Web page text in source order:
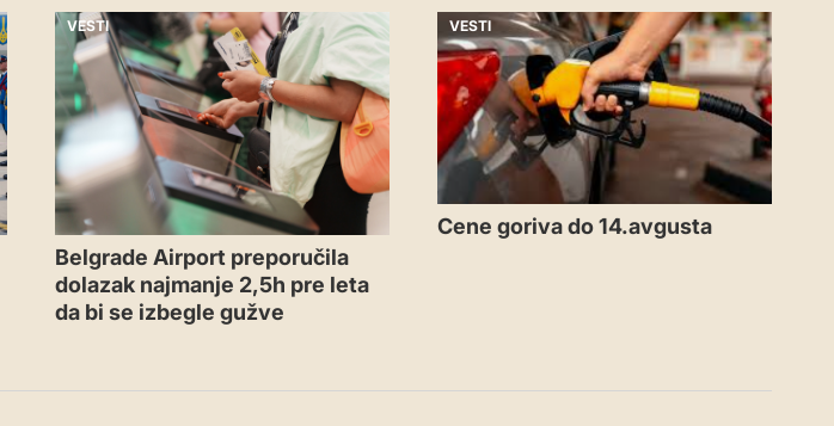
VESTI
Belgrade Airport preporučila
dolazak najmanje 2,5h pre leta
da bi se izbegle gužve
VESTI
Cene goriva do 14.avgusta